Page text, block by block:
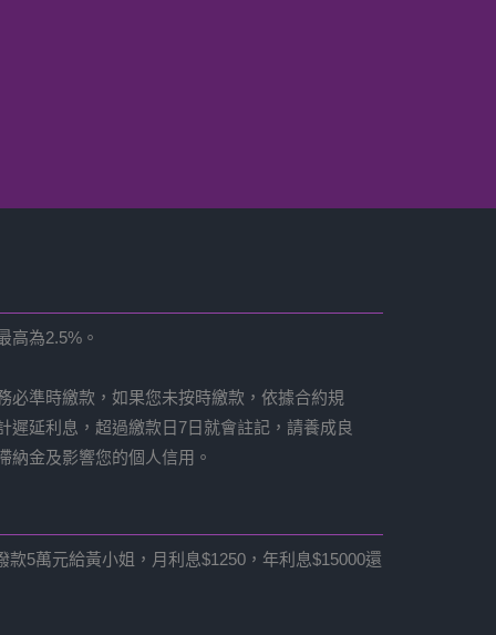
高為2.5%。
必準時繳款，如果您未按時繳款，依據合約規
遲延利息，超過繳款日7日就會註記，請養成良
納金及影響您的個人信用。
5萬元給黃小姐，月利息$1250，年利息$15000還